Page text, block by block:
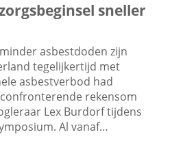
sneller
asbestdoden zijn
tegelijkertijd met
asbestverbod had
confronterende rekensom
Lex Burdorf tijdens
Al vanaf…